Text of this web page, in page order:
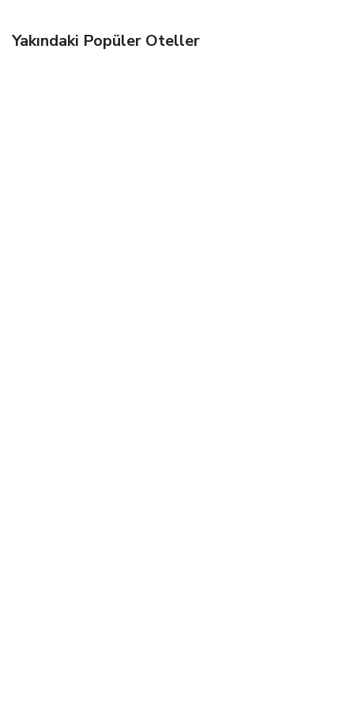
Yakındaki Popüler Oteller